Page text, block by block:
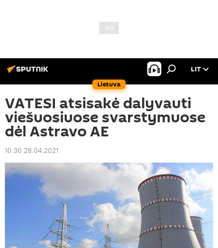
Lietuva
LIT
VATESI atsisakė dalyvauti
viešuosiuose svarstymuose
dėl Astravo AE
10:30 28.04.2021